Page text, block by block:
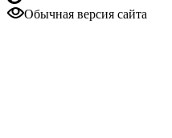
Обычная версия сайта